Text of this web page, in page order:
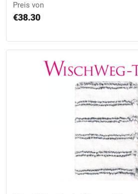
Preis von
€38.30